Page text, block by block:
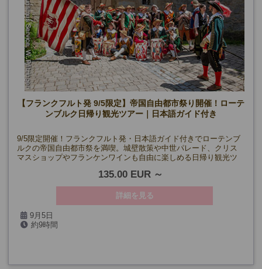
【フランクフルト発 9/5限定】帝国自由都市祭り開催！ローテ
ンブルク日帰り観光ツアー｜日本語ガイド付き
9/5限定開催！フランクフルト発・日本語ガイド付きでローテンブ
ルクの帝国自由都市祭を満喫。城壁散策や中世パレード、クリス
マスショップやフランケンワインも自由に楽しめる日帰り観光ツ
135.00 EUR
詳細を見る
9月5日
約9時間